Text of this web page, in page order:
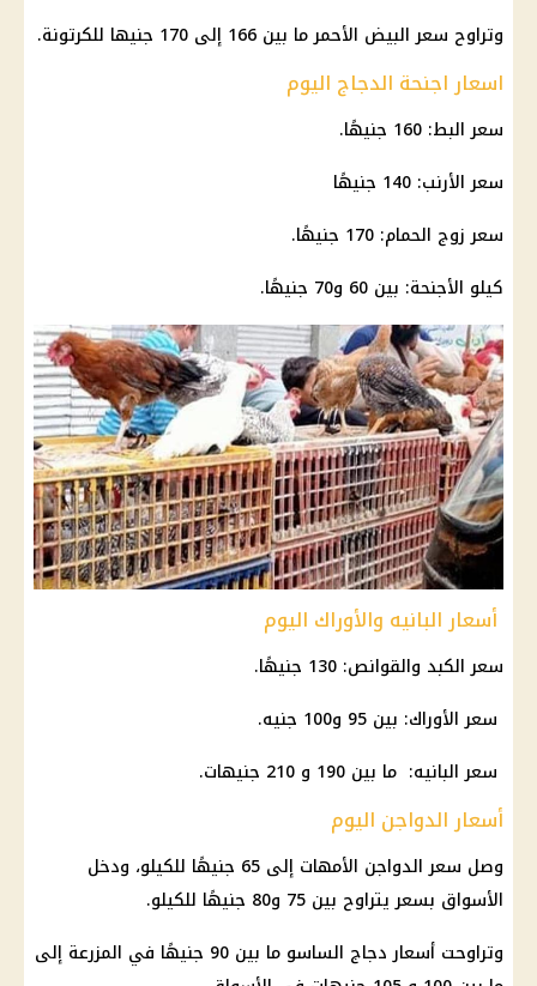
وتراوح سعر البيض الأحمر ما بين 166 إلى 170 جنيها للكرتونة.
اسعار اجنحة الدجاج اليوم
سعر البط: 160 جنيهًا.
سعر الأرنب: 140 جنيهًا
سعر زوج الحمام: 170 جنيهًا.
كيلو الأجنحة: بين 60 و70 جنيهًا.
أسعار البانيه والأوراك اليوم
سعر الكبد والقوانص: 130 جنيهًا.
سعر الأوراك: بين 95 و100 جنيه.
سعر البانيه: ما بين 190 و 210 جنيهات.
أسعار الدواجن اليوم
وصل سعر الدواجن الأمهات إلى 65 جنيهًا للكيلو، ودخل
الأسواق بسعر يتراوح بين 75 و80 جنيهًا للكيلو.
وتراوحت أسعار دجاج الساسو ما بين 90 جنيهًا في المزرعة إلى